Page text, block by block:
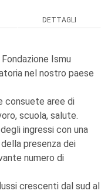
DETTAGLI
Fondazione Ismu
nel nostro paese
consuete aree di
scuola, salute.
ingressi con una
presenza dei
numero di
crescenti dal sud al